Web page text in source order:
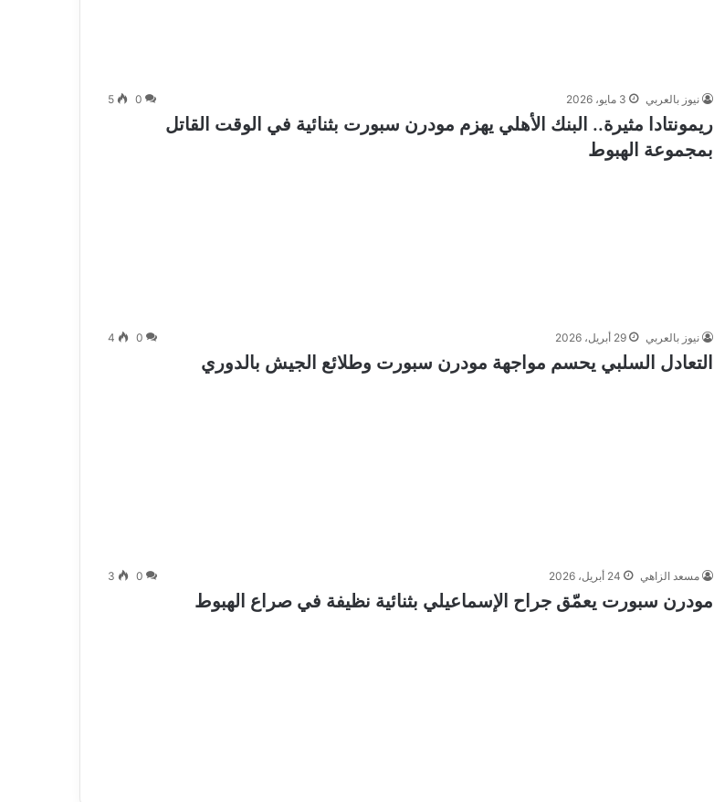
نيوز بالعربي 3 مايو، 2026 0
5
ريمونتادا مثيرة.. البنك الأهلي يهزم مودرن سبورت بثنائية في الوقت القاتل
بمجموعة الهبوط
نيوز بالعربي 29 أبريل، 2026 0
4
التعادل السلبي يحسم مواجهة مودرن سبورت وطلائع الجيش بالدوري
مسعد الزاهي 24 أبريل، 2026 0
3
مودرن سبورت يعمّق جراح الإسماعيلي بثنائية نظيفة في صراع الهبوط